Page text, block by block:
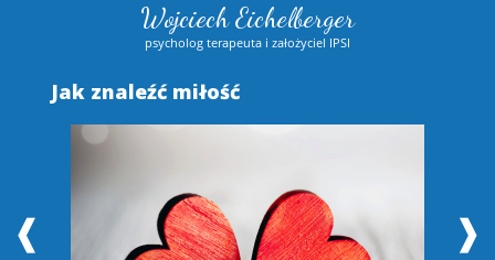
Wojciech Eichelberger
psycholog terapeuta i założyciel IPSI
Jak znaleźć miłość
❰ ❱